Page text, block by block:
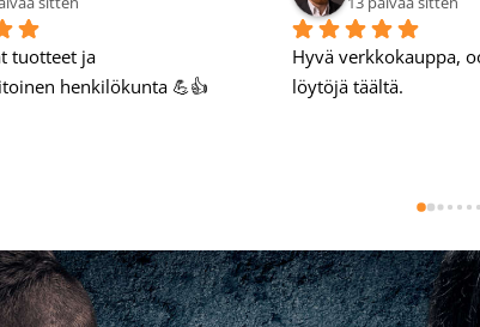
verkkokauppa. Hyvät tuotteet